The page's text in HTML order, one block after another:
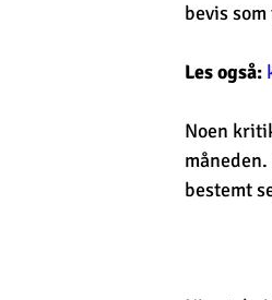
bevis
Les også:
Noen
bestemt